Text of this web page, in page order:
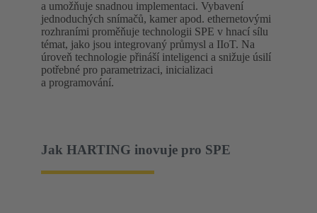
a umožňuje snadnou implementaci. Vybavení
jednoduchých snímačů, kamer apod. ethernetovými
rozhraními proměňuje technologii SPE v hnací sílu
témat, jako jsou integrovaný průmysl a IIoT. Na
úroveň technologie přináší inteligenci a snižuje úsilí
potřebné pro parametrizaci, inicializaci
a programování.
Jak HARTING inovuje pro SPE